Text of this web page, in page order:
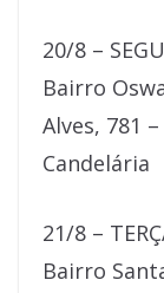
20/8 –
Bairro
Alves, 781
Candelária
21/8 –
Bairro